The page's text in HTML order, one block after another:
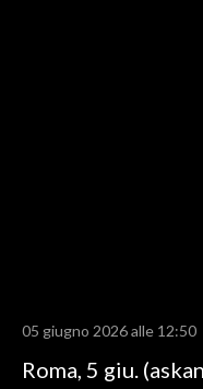
RISULTATI E CLASSIFICHE
CALCIO
05 giugno 2026 alle 12:50
Roma, 5 giu.